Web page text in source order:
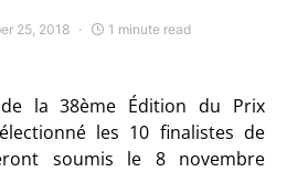
25, 2018 1 minute read
de la 38ème Édition du Prix
les 10 finalistes de
soumis le 8 novembre